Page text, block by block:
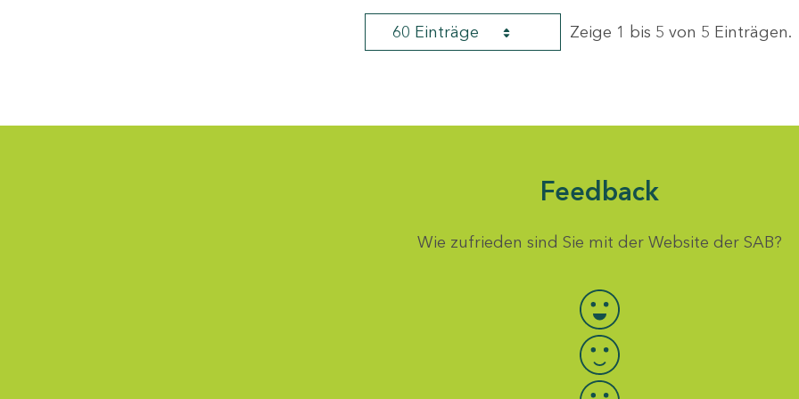
60 Einträge Zeige 1 bis 5 von 5 Einträgen.
Feedback
Wie zufrieden sind Sie mit der Website der SAB?
Bewertung auswählen